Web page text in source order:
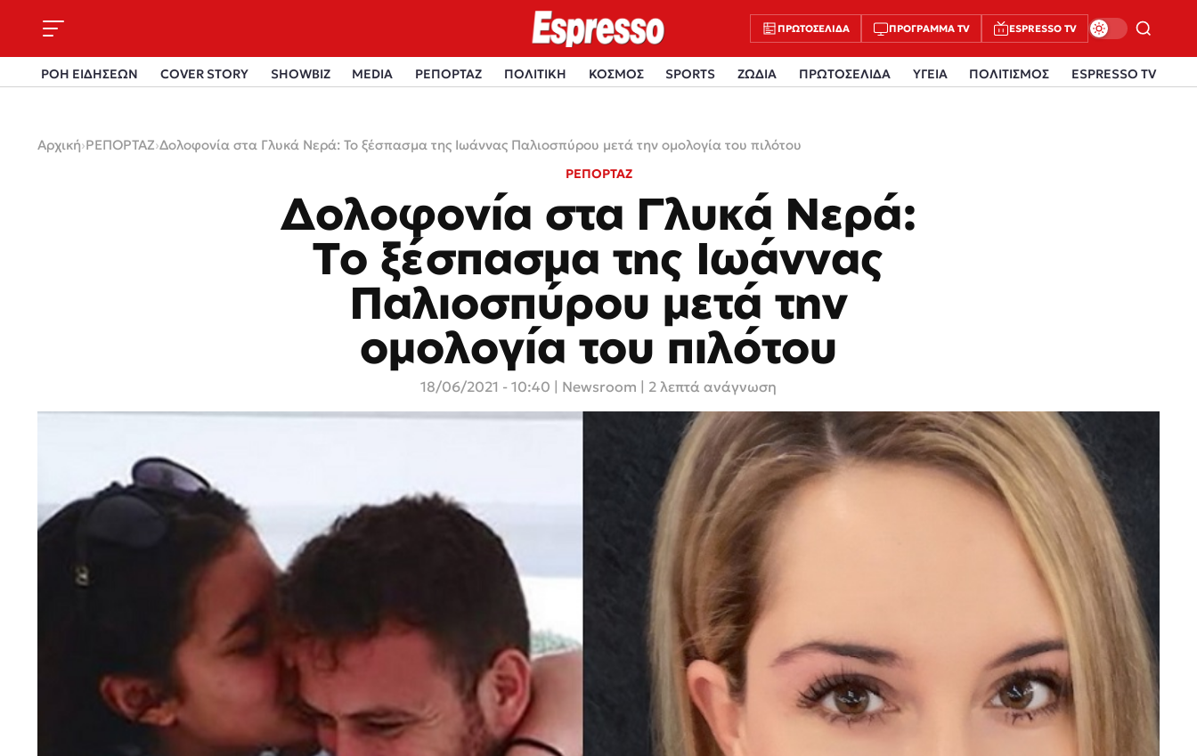
ΠΡΩΤΟΣΈΛΙΔΑ ΠΡΌΓΡΑΜΜΑ TV ESPRESSO TV
ΡΟΗ ΕΙΔΗΣΕΩΝ COVER STORY SHOWBIZ MEDIA ΡΕΠΟΡΤΑΖ ΠΟΛΙΤΙΚΗ ΚΟΣΜΟΣ SPORTS ΖΩΔΙΑ ΠΡΩΤΟΣΕΛΙΔΑ ΥΓΕΙΑ ΠΟΛΙΤΙΣΜΟΣ ESPRESSO TV
Αρχική›ΡΕΠΟΡΤΑΖ›Δολοφονία στα Γλυκά Νερά: Το ξέσπασμα της Ιωάννας Παλιοσπύρου μετά την ομολογία του πιλότου
ΡΕΠΟΡΤΑΖ
Δολοφονία στα Γλυκά Νερά:
Το ξέσπασμα της Ιωάννας
Παλιοσπύρου μετά την
ομολογία του πιλότου
18/06/2021 - 10:40 Newsroom | 2 λεπτά ανάγνωση